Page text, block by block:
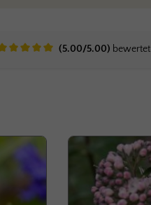
(5.00/5.00) bewertet